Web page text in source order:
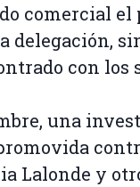
comercial el
delegación,
con los
una
Lalonde y